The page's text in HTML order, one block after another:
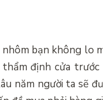
bạn không lo
thẩm định cửa
năm người ta sẽ